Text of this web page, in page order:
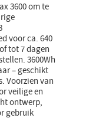
3600 om te
voor ca. 640
tot 7 dagen
3600Wh
– geschikt
Voorzien van
veilige en
ontwerp,
gebruik